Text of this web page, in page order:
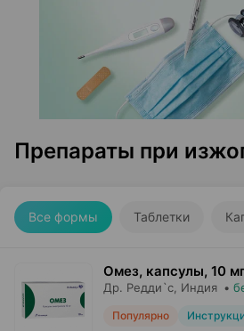
Препараты при
Все формы Таблетки
Омез, капсулы, 10
Др. Редди`с , Индия •
Популярно